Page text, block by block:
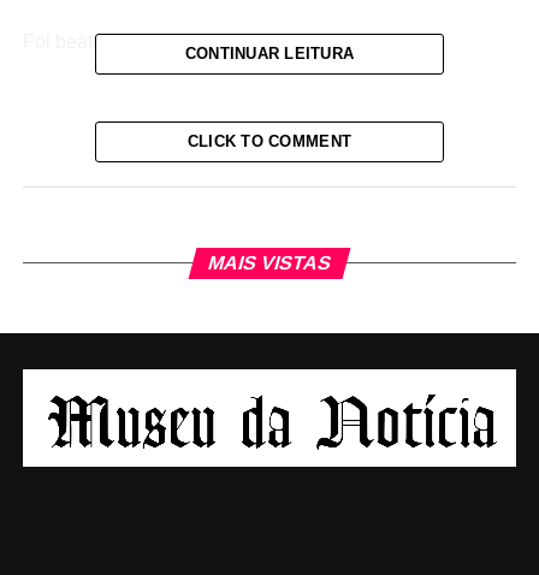
Foi beatificado por João Paulo II, em 2000.
CONTINUAR LEITURA
CLICK TO COMMENT
MAIS VISTAS